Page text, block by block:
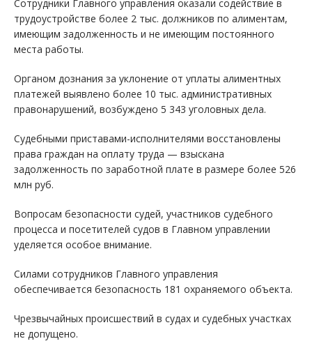
Сотрудники Главного управления оказали содействие в
трудоустройстве более 2 тыс. должников по алиментам,
имеющим задолженность и не имеющим постоянного
места работы.
Органом дознания за уклонение от уплаты алиментных
платежей выявлено более 10 тыс. административных
правонарушений, возбуждено 5 343 уголовных дела.
Судебными приставами-исполнителями восстановлены
права граждан на оплату труда — взыскана
задолженность по заработной плате в размере более 526
млн руб.
Вопросам безопасности судей, участников судебного
процесса и посетителей судов в Главном управлении
уделяется особое внимание.
Силами сотрудников Главного управления
обеспечивается безопасность 181 охраняемого объекта.
Чрезвычайных происшествий в судах и судебных участках
не допущено.